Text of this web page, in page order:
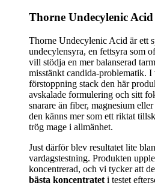
Thorne Undecylenic Acid
Thorne Undecylenic Acid är ett
undecylensyra, en fettsyra som
vill stödja en mer balanserad
misstänkt candida-problematik.
förstoppning stack den här
avskalade formulering och sitt
snarare än fiber, magnesium
den känns mer som ett riktat
trög mage i allmänhet.
Just därför blev resultatet lite
vardagstestning. Produkten
koncentrerad, och vi tycker att
bästa koncentratet i testet